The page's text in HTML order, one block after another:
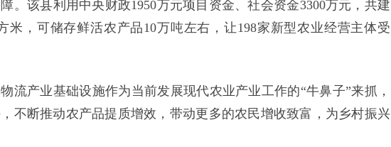
。该县利用中央财政1950万元项目资金、社会资金3300万元，共建
米，可储存鲜活农产品10万吨左右，让198家新型农业经营主体受
流产业基础设施作为当前发展现代农业产业工作的“牛鼻子”来抓，
不断推动农产品提质增效，带动更多的农民增收致富，为乡村振兴